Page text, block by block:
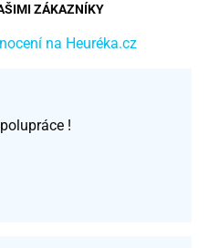
ZÁKAZNÍKY
na Heuréka.cz
!